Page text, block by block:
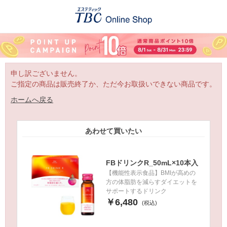
申し訳ございません。
ご指定の商品は販売終了か、ただ今お取扱いできない商品です。
ホームへ戻る
あわせて買いたい
FBドリンクR_50mL×10本入
【機能性表示食品】BMIが高めの
方の体脂肪を減らすダイエットを
サポートするドリンク
￥6,480